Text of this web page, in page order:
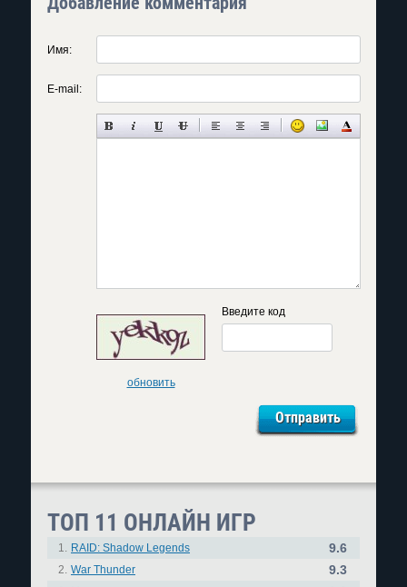
Имя:
E-mail:
обновить
Введите код
ТОП 11 ОНЛАЙН ИГР
1. RAID: Shadow Legends 9.6
2. War Thunder 9.3